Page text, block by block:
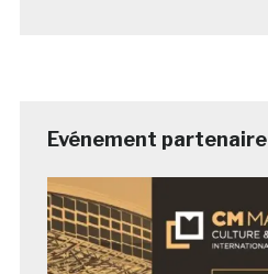
Evénement partenaire